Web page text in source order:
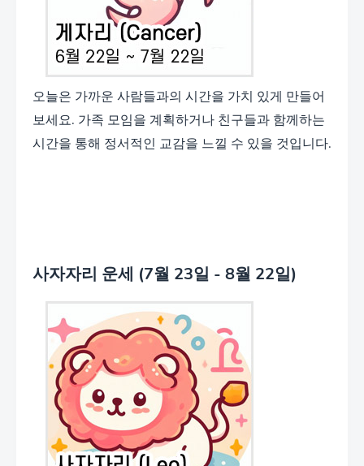
오늘은 가까운 사람들과의 시간을 가치 있게 만들어
보세요. 가족 모임을 계획하거나 친구들과 함께하는
시간을 통해 정서적인 교감을 느낄 수 있을 것입니다.
사자자리 운세 (7월 23일 - 8월 22일)